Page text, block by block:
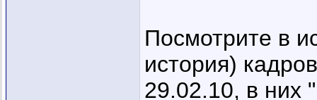
Посмотрите в
история)
29.02.10, в них